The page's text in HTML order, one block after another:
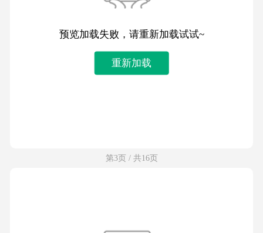
预览加载失败，请重新加载试试~
重新加载
第3页 / 共16页